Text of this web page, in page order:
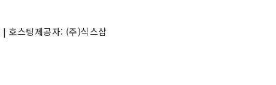
| 호스팅제공자: (주)식스샵